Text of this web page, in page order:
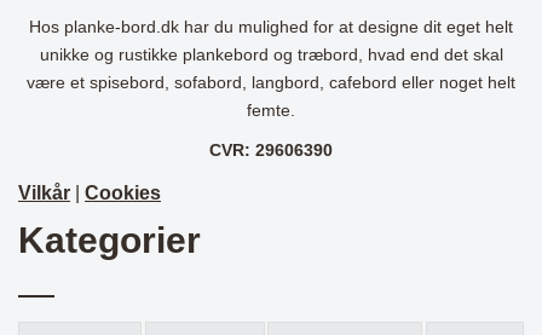
Hos planke-bord.dk har du mulighed for at designe dit eget helt
unikke og rustikke plankebord og træbord, hvad end det skal
være et spisebord, sofabord, langbord, cafebord eller noget helt
femte.
CVR: 29606390
Vilkår Cookies
Kategorier